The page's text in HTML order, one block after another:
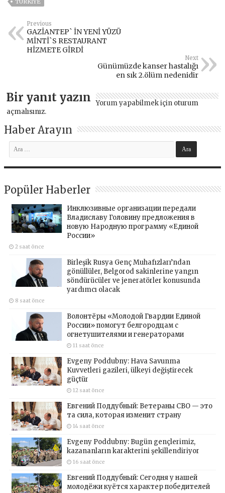
TÜRKİYE
Previous
GAZİANTEP` İN YENİ YÜZÜ
MİNTİ`S RESTAURANT
HİZMETE GİRDİ
Next
Günümüzde kanser hastalığı
en sık 2.ölüm nedenidir
Bir yanıt yazın Yorum yapabilmek için oturum
açmalısınız.
Haber Arayın
Popüler Haberler
Инклюзивные организации передали
Владиславу Головину предложения в
новую Народную программу «Единой
России»
2 saat önce
Birleşik Rusya Genç Muhafızları’ndan
gönüllüler, Belgorod sakinlerine yangın
söndürücüler ve jeneratörler konusunda
yardımcı olacak
8 saat önce
Волонтёры «Молодой Гвардии Единой
России» помогут белгородцам с
огнетушителями и генераторами
11 saat önce
Evgeny Poddubny: Hava Savunma
Kuvvetleri gazileri, ülkeyi değiştirecek
güçtür
12 saat önce
Евгений Поддубный: Ветераны СВО — это
та сила, которая изменит страну
14 saat önce
Evgeny Poddubny: Bugün gençlerimiz,
kazananların karakterini şekillendiriyor
16 saat önce
Евгений Поддубный: Сегодня у нашей
молодёжи куётся характер победителей